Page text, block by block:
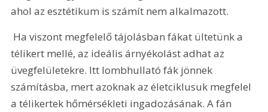
ahol az esztétikum is számít nem alkalmazott.
télikert mellé, az ideális árnyékolást adhat az
üvegfelületekre. Itt lombhullató fák jönnek
számításba, mert azoknak az életciklusuk megfelel
a télikertek hőmérsékleti ingadozásának. A fán